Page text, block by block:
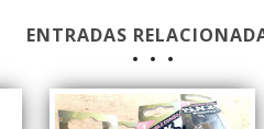
ENTRADAS